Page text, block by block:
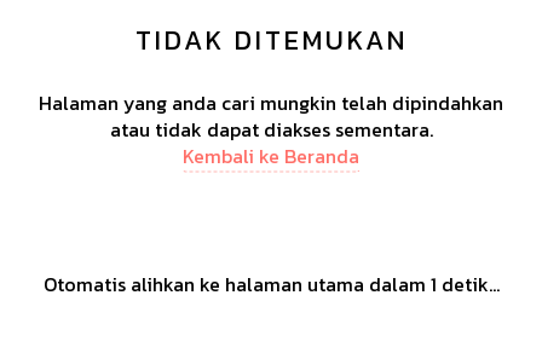
TIDAK DITEMUKAN
Halaman yang anda cari mungkin telah dipindahkan
atau tidak dapat diakses sementara.
Kembali ke Beranda
Otomatis alihkan ke halaman utama dalam 1 detik...